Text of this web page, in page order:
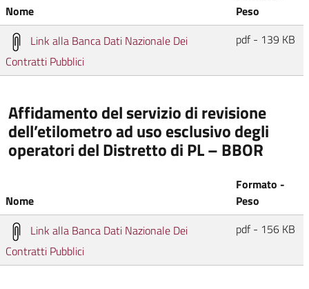
Nome
Peso
Link alla Banca Dati Nazionale Dei
Contratti Pubblici
pdf - 139 KB
Affidamento del servizio di revisione
dell’etilometro ad uso esclusivo degli
operatori del Distretto di PL – BBOR
Nome
Formato -
Peso
Link alla Banca Dati Nazionale Dei
Contratti Pubblici
pdf - 156 KB